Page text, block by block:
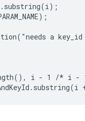
a
i - 1 /* i -